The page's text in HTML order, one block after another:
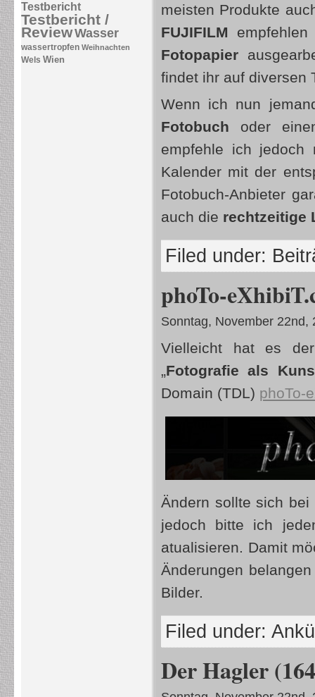
Testbericht
Testbericht /
ReviewWasser
wassertropfen Weihnachten
Wels Wien
meisten Produkte
FUJIFILM
Fotopapier
findet ihr auf diversen
Wenn ich nun
Fotobuch oder
empfehle ich jedoch
Kalender mit der
Fotobuch-Anbieter
auch die rechtzeitige
Filed under:
phoTo-
Sonntag, November 22nd,
Vielleicht hat es
„Fotografie als
Domain (TDL) phoTo-
Ändern sollte sich
jedoch bitte ich
atualisieren. Damit
Änderungen
Bilder.
Filed under:
Der Hagler